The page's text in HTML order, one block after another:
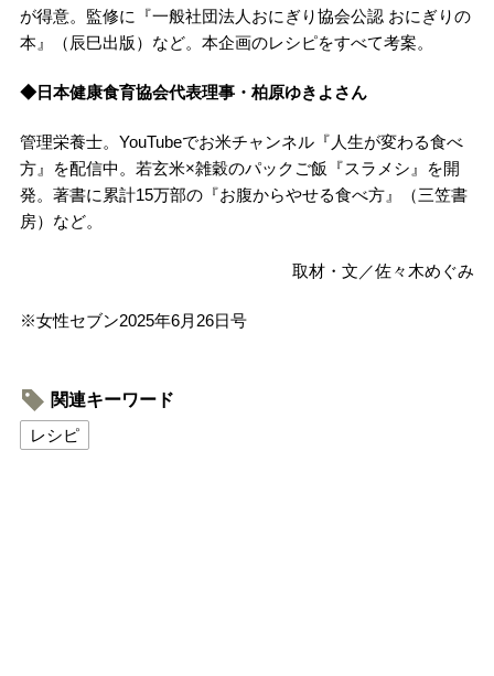
が得意。監修に『一般社団法人おにぎり協会公認 おにぎりの
本』（辰巳出版）など。本企画のレシピをすべて考案。
◆日本健康食育協会代表理事・柏原ゆきよさん
管理栄養士。YouTubeでお米チャンネル『人生が変わる食べ
方』を配信中。若玄米×雑穀のパックご飯『スラメシ』を開
発。著書に累計15万部の『お腹からやせる食べ方』（三笠書
房）など。
取材・文／佐々木めぐみ
※女性セブン2025年6月26日号
関連キーワード
レシピ